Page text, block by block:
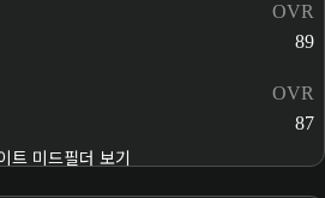
OVR
89
OVR
87
트 미드필더 보기